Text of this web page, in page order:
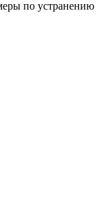
по устранению